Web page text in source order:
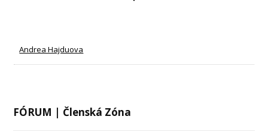
Andrea Hajduova
FÓRUM | Členská Zóna